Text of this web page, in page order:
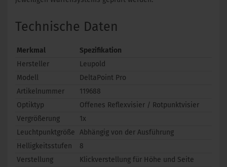
Technische Daten
Merkmal
Spezifikation
Hersteller
Leupold
Modell
DeltaPoint Pro
Artikelnummer
119688
Optiktyp
Offenes Reflexvisier / Rotpunktvisier
Vergrößerung
1x
Leuchtpunktgröße Abhängig von der Ausführung
Helligkeitsstufen
8
Verstellung
Klickverstellung für Höhe und Seite